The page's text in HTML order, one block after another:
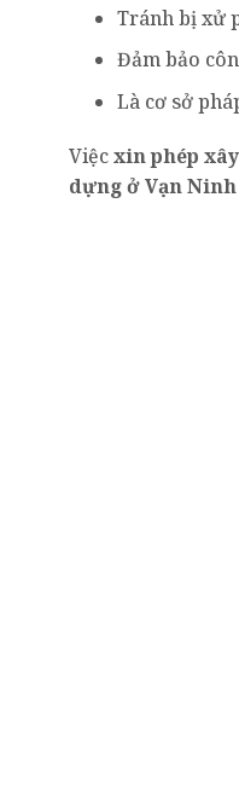
Tránh bị xử
Đảm bảo
Là cơ sở
Việcxin phép
dựng ở Vạn Ninh